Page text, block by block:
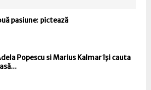
pasiune: pictează
Popescu si Marius Kalmar îşi cauta